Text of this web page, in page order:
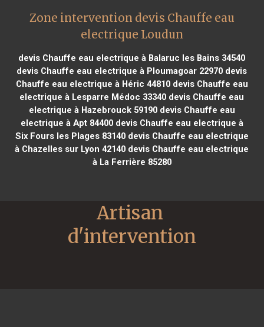
Zone intervention devis Chauffe eau
electrique Loudun
devis Chauffe eau electrique à Balaruc les Bains 34540
devis Chauffe eau electrique à Ploumagoar 22970 devis
Chauffe eau electrique à Héric 44810devis Chauffe eau
electrique à Lesparre Médoc 33340 devis Chauffe eau
electrique à Hazebrouck 59190devis Chauffe eau
electrique à Apt 84400devis Chauffe eau electrique à
Six Fours les Plages 83140devis Chauffe eau electrique
à Chazelles sur Lyon 42140 devis Chauffe eau electrique
à La Ferrière 85280
Artisan
d'intervention